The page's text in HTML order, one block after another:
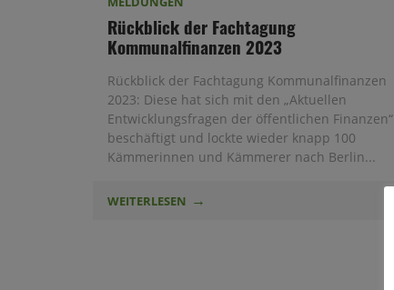
Rückblick der Fachtagung
Kommunalfinanzen 2023
Rückblick der Fachtagung Kommunalfinanzen
2023: Diese hat sich mit den „Aktuellen
Entwicklungsfragen der öffentlichen Finanzen“
beschäftigt und lockte wieder knapp 100
Kämmerinnen und Kämmerer nach Berlin...
WEITERLESEN